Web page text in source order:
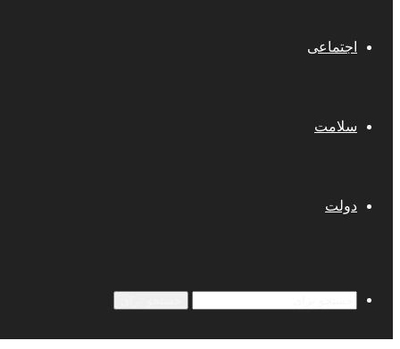
اجتماعی
سلامت
دولت